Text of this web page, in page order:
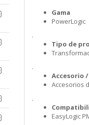
Gama
PowerLogic
.
Tipo de
.
Accesorio
Accesorios
.
EasyLogic